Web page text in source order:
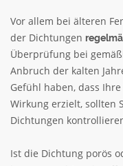
Vor allem bei älteren
der Dichtungen
Überprüfung bei
Anbruch der kalten
Gefühl haben, dass
Wirkung erzielt, sollten
Dichtungen
Ist die Dichtung porös